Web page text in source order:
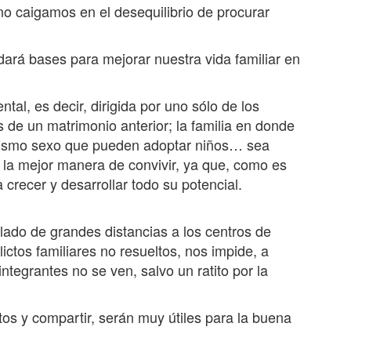
caigamos en el desequilibrio de procurar
bases para mejorar nuestra vida familiar en
es decir, dirigida por uno sólo de los
un matrimonio anterior; la familia en donde
sexo que pueden adoptar niños… sea
mejor manera de convivir, ya que, como es
y desarrollar todo su potencial.
de grandes distancias a los centros de
familiares no resueltos, nos impide, a
no se ven, salvo un ratito por la
y compartir, serán muy útiles para la buena